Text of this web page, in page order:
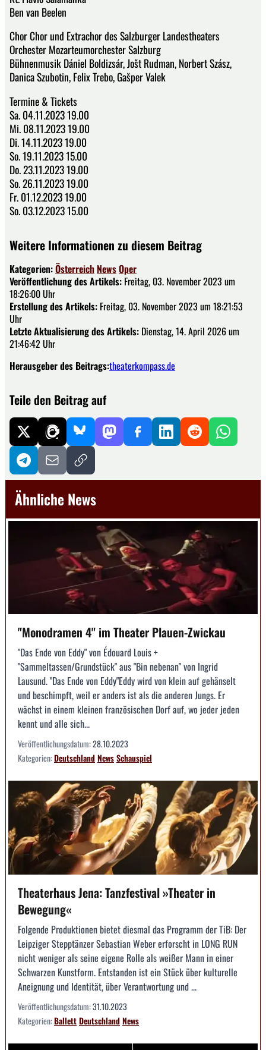
Ben van Beelen
Chor Chor und Extrachor des Salzburger Landestheaters
Orchester Mozarteumorchester Salzburg
Bühnenmusik Dániel Boldizsár, Jošt Rudman, Norbert Szász,
Danica Szubotin, Felix Trebo, Gašper Valek
Termine & Tickets
Sa. 04.11.2023 19.00
Mi. 08.11.2023 19.00
Di. 14.11.2023 19.00
So. 19.11.2023 15.00
Do. 23.11.2023 19.00
So. 26.11.2023 19.00
Fr. 01.12.2023 19.00
So. 03.12.2023 15.00
Weitere Informationen zu diesem Beitrag
Kategorien:Österreich NewsOper
Veröffentlichung des Artikels: Freitag, 03. November 2023 um
18:26:00 Uhr
Erstellung des Artikels: Freitag, 03. November 2023 um 18:21:53
Uhr
Letzte Aktualisierung des Artikels: Dienstag, 14. April 2026 um
21:46:42 Uhr
Herausgeber des Beitrags:theaterkompass.de
Teile den Beitrag auf
Ähnliche News
"Monodramen 4" im Theater Plauen-Zwickau
"Das Ende von Eddy" von Édouard Louis +
"Sammeltassen/Grundstück" aus "Bin nebenan" von Ingrid
Lausund. "Das Ende von Eddy"Eddy wird von klein auf gehänselt
und beschimpft, weil er anders ist als die anderen Jungs. Er
wächst in einem kleinen französischen Dorf auf, wo jeder jeden
kennt und alle sich...
Veröffentlichungsdatum:28.10.2023
Kategorien:DeutschlandNewsSchauspiel
Theaterhaus Jena: Tanzfestival »Theater in
Bewegung«
Folgende Produktionen bietet diesmal das Programm der TiB: Der
Leipziger Stepptänzer Sebastian Weber erforscht in LONG RUN
nicht weniger als seine eigene Rolle als weißer Mann in einer
Schwarzen Kunstform. Entstanden ist ein Stück über kulturelle
Aneignung und Identität, über Verantwortung und ...
Veröffentlichungsdatum:31.10.2023
Kategorien:BallettDeutschlandNews